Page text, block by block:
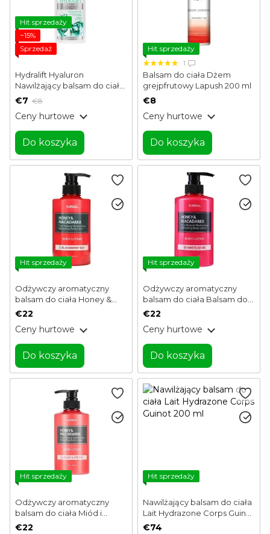
Hit sprzedaży
−15%
Sprzedaż
Hydralift Hyaluron
Nawilżający balsam do ciała
z kwasem hialuronowym
€7 €8
Ceny hurtowe
Do koszyka
Hit sprzedaży
1
Balsam do ciała Dżem
grejpfrutowy Lapush 200 ml
€8
Ceny hurtowe
Do koszyka
Hit sprzedaży
Odżywczy aromatyczny
balsam do ciała Honey &
Macadamia Body Lotion
ml
€22
Ceny hurtowe
Do koszyka
Hit sprzedaży
Odżywczy aromatyczny
balsam do ciała Balsam do
ciała Miód i orzechy
Kundal 500 ml
€22
Ceny hurtowe
Do koszyka
Hit sprzedaży
Odżywczy aromatyczny
balsam do ciała Miód i
orzechy makadamia Balsam
€22
Hit sprzedaży
Nawilżający balsam do ciała
Lait Hydrazone Corps Guinot
200 ml
€74